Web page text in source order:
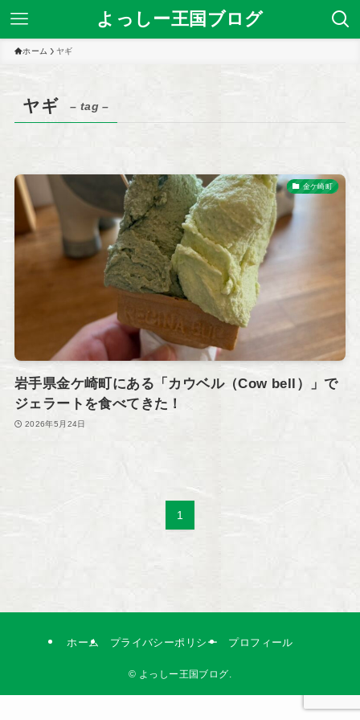
よっしー王国ブログ
ホーム ヤギ
ヤギ – tag –
金ケ崎町
岩手県金ケ崎町にある「カウベル（Cow bell）」で
ジェラートを食べてきた！
2026年5月24日
1
ホーム プライバシーポリシー プロフィール
© よっしー王国ブログ.